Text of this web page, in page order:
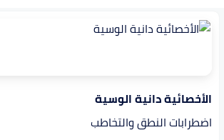
الأخصائية دانية الوسية
اضطرابات النطق والتخاطب